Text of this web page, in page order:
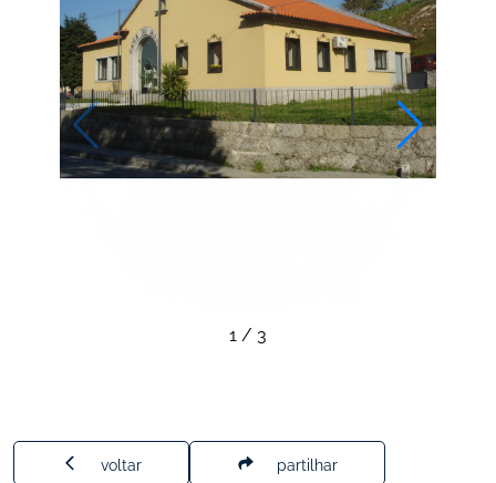
1 / 3
voltar partilhar